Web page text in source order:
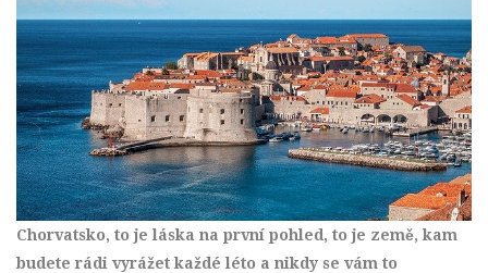
Chorvatsko, to je láska na první pohled, to je země, kam
budete rádi vyrážet každé léto a nikdy se vám to